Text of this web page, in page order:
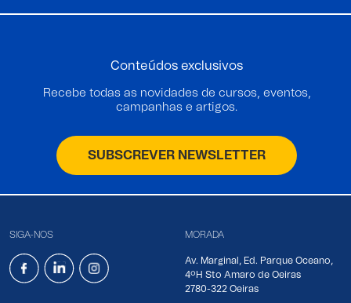
Conteúdos exclusivos
Recebe todas as novidades de cursos, eventos,
campanhas e artigos.
SUBSCREVER NEWSLETTER
SIGA-NOS MORADA
Av. Marginal, Ed. Parque Oceano,
4ºH Sto Amaro de Oeiras
2780-322 Oeiras